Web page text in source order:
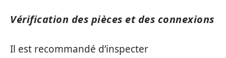
Vérification des pièces et des connexions
Il est recommandé d’inspecter